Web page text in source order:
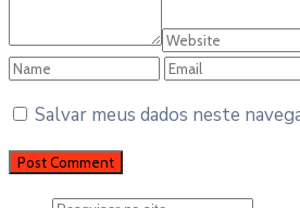
Salvar meus dados neste